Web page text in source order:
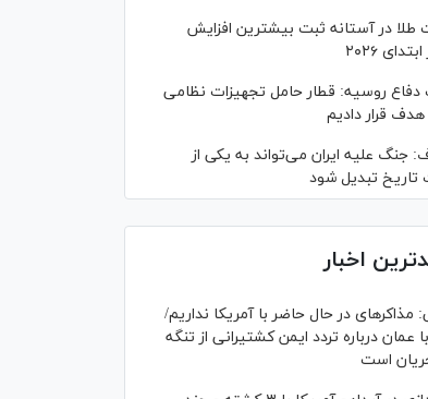
طلا در آستانه ثبت بیشترین افزایش
۲۰۲۶
دفاع روسیه: قطار حامل تجهیزات نظامی
هدف قرار دادیم
جنگ علیه ایران می‌تواند به یکی از
تاریخ تبدیل شود
اخبار
بقایی: مذاکره‎ای در حال حاضر با آمریکا نداریم/
عمان درباره تردد ایمن کشتیرانی از تنگه
است